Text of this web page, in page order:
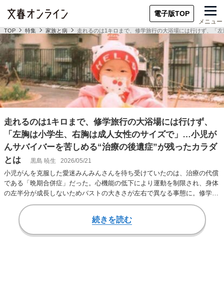
電子版TOP
メニュー
TOP 特集 家族と病 走れるのは1キロまで、修学旅行の大浴場には行けず、「
走れるのは1キロまで、修学旅行の大浴場には行けず、
「左胸は小学生、右胸は成人女性のサイズで」…小児が
んサバイバーを苦しめる“治療の後遺症”が残ったカラダ
とは
黒島 暁生 2026/05/21
小児がんを克服した愛迷みんみんさんを待ち受けていたのは、治療の代償
である「晩期合併症」だった。心機能の低下により運動を制限され、身体
の左半分が成長しないためバストの大きさが左右で異なる事態に。修学旅
行での孤立や女子…
続きを読む